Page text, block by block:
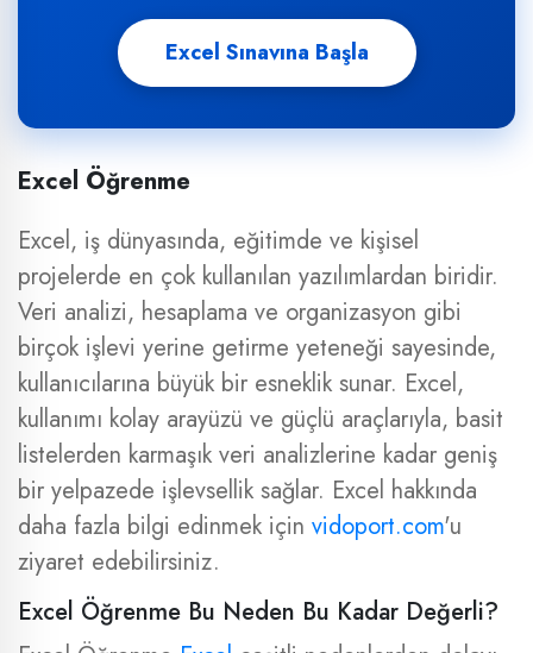
Excel Sınavına Başla
Excel Öğrenme
Excel, iş dünyasında, eğitimde ve kişisel
projelerde en çok kullanılan yazılımlardan biridir.
Veri analizi, hesaplama ve organizasyon gibi
birçok işlevi yerine getirme yeteneği sayesinde,
kullanıcılarına büyük bir esneklik sunar. Excel,
kullanımı kolay arayüzü ve güçlü araçlarıyla, basit
listelerden karmaşık veri analizlerine kadar geniş
bir yelpazede işlevsellik sağlar. Excel hakkında
daha fazla bilgi edinmek için vidoport.com'u
ziyaret edebilirsiniz.
Excel Öğrenme Bu Neden Bu Kadar Değerli?